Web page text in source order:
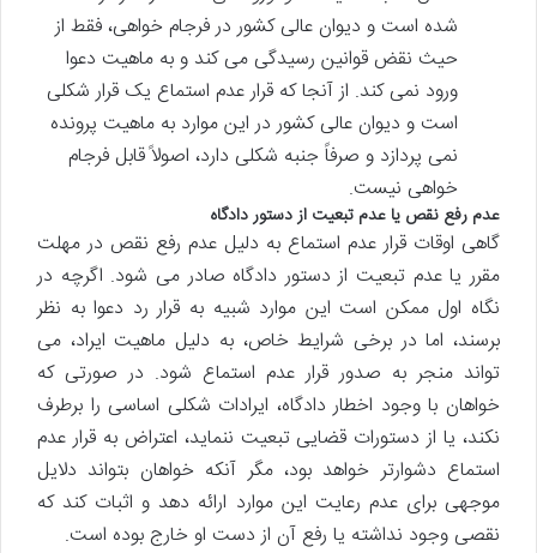
شده است و دیوان عالی کشور در فرجام خواهی، فقط از
حیث نقض قوانین رسیدگی می کند و به ماهیت دعوا
ورود نمی کند. از آنجا که قرار عدم استماع یک قرار شکلی
است و دیوان عالی کشور در این موارد به ماهیت پرونده
نمی پردازد و صرفاً جنبه شکلی دارد، اصولاً قابل فرجام
خواهی نیست.
عدم رفع نقص یا عدم تبعیت از دستور دادگاه
گاهی اوقات قرار عدم استماع به دلیل عدم رفع نقص در مهلت
مقرر یا عدم تبعیت از دستور دادگاه صادر می شود. اگرچه در
نگاه اول ممکن است این موارد شبیه به قرار رد دعوا به نظر
برسند، اما در برخی شرایط خاص، به دلیل ماهیت ایراد، می
تواند منجر به صدور قرار عدم استماع شود. در صورتی که
خواهان با وجود اخطار دادگاه، ایرادات شکلی اساسی را برطرف
نکند، یا از دستورات قضایی تبعیت ننماید، اعتراض به قرار عدم
استماع دشوارتر خواهد بود، مگر آنکه خواهان بتواند دلایل
موجهی برای عدم رعایت این موارد ارائه دهد و اثبات کند که
نقصی وجود نداشته یا رفع آن از دست او خارج بوده است.